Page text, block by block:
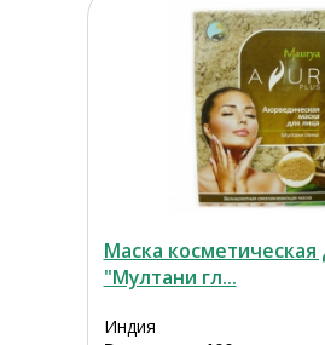
Маска косметическая
"Мултани гл...
Индия